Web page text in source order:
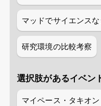
マッドでサイエンス
研究環境の比較考察
選択肢があるイベン
マイペース・タキオン